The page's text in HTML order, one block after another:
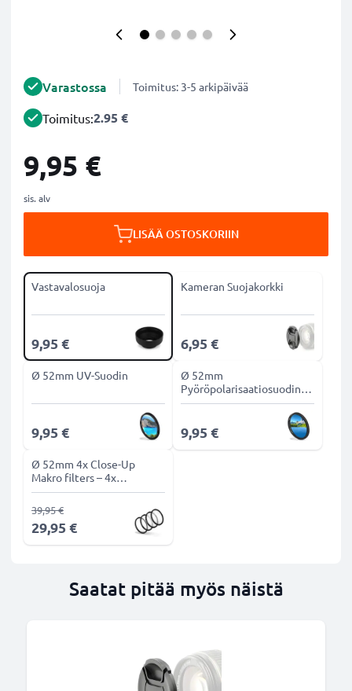
Varastossa Toimitus: 3-5 arkipäivää
Toimitus:2.95 €
9,95 €
sis. alv
LISÄÄ OSTOSKORIIN
Vastavalosuoja
9,95 €
Kameran Suojakorkki
6,95 €
Ø 52mm UV-Suodin
9,95 €
Ø 52mm
Pyöröpolarisaatiosuodin
CPL-suodin
9,95 €
Ø 52mm 4x Close-Up
Makro filters – 4x
Makrosuodin
29,95 €
39,95 €
Saatat pitää myös näistä